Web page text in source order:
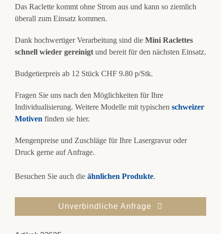
Das Raclette kommt ohne Strom aus und kann so ziemlich
überall zum Einsatz kommen.
Dank hochwertiger Verarbeitung sind die Mini Raclettes
schnell wieder gereinigtund bereit für den nächsten Einsatz.
Budgetierpreis ab 12 Stück CHF 9.80 p/Stk.
Fragen Sie uns nach den Möglichkeiten für Ihre
Individualisierung. Weitere Modelle mit typischen schweizer
Motiven finden sie hier.
Mengenpreise und Zuschläge für Ihre Lasergravur oder
Druck gerne auf Anfrage.
Besuchen Sie auch die ähnlichen Produkte.
Unverbindliche Anfrage